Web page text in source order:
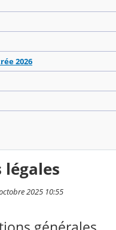
2026
2025 10:55